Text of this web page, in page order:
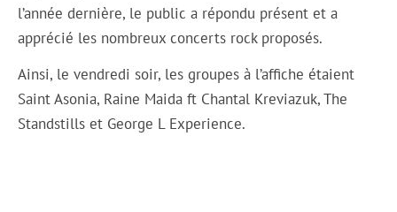
l’année dernière, le public a répondu présent et a
apprécié les nombreux concerts rock proposés.
Ainsi, le vendredi soir, les groupes à l’affiche étaient
Saint Asonia, Raine Maida ft Chantal Kreviazuk, The
Standstills et George L Experience.